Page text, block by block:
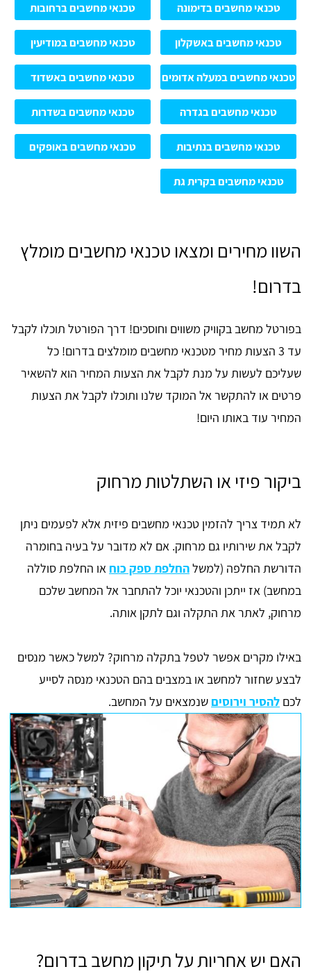
טכנאי מחשבים בדימונה טכנאי מחשבים ברחובות
טכנאי מחשבים באשקלון טכנאי מחשבים במודיעין
טכנאי מחשבים במעלה אדומים טכנאי מחשבים באשדוד
טכנאי מחשבים בגדרה טכנאי מחשבים בשדרות
טכנאי מחשבים בנתיבות טכנאי מחשבים באופקים
טכנאי מחשבים בקרית גת
השוו מחירים ומצאו טכנאי מחשבים מומלץ
בדרום!
בפורטל מחשב בקוויק משווים וחוסכים! דרך הפורטל תוכלו לקבל
עד 3 הצעות מחיר מטכנאי מחשבים מומלצים בדרום! כל
שעליכם לעשות על מנת לקבל את הצעות המחיר הוא להשאיר
פרטים או להתקשר אל המוקד שלנו ותוכלו לקבל את הצעות
המחיר עוד באותו היום!
ביקור פיזי או השתלטות מרחוק
לא תמיד צריך להזמין טכנאי מחשבים פיזית אלא לפעמים ניתן
לקבל את שירותיו גם מרחוק. אם לא מדובר על בעיה בחומרה
הדורשת החלפה (למשלהחלפת ספק כוח או החלפת סוללה
במחשב) אז ייתכן והטכנאי יוכל להתחבר אל המחשב שלכם
מרחוק, לאתר את התקלה וגם לתקן אותה.
באילו מקרים אפשר לטפל בתקלה מרחוק? למשל כאשר מנסים
לבצע שחזור למחשב או במצבים בהם הטכנאי מנסה לסייע
לכם להסיר וירוסים שנמצאים על המחשב.
האם יש אחריות על תיקון מחשב בדרום?